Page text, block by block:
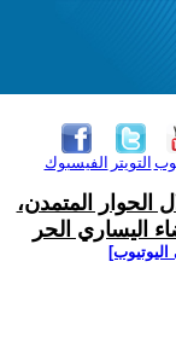
الفيسبوك التويتر
الحوار المتمدن،
اليساري الحر